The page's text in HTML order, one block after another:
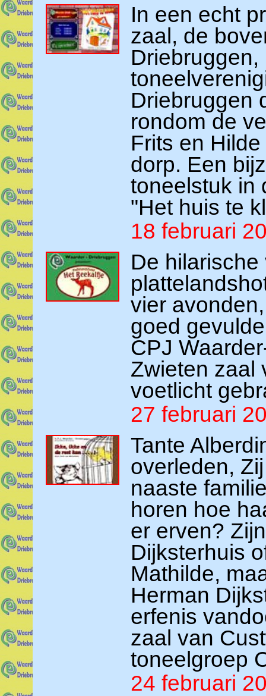
In een echt
zaal, de
Driebruggen
rondom de
Frits en
dorp. Een
toneelstuk in
"Het huis te
18 februari
De
vier
goed
CPJ
Zwieten zaal
voetlicht
27 februari
Tante
overleden,
naaste
horen hoe
er erven?
Dijksterhuis
Mathilde,
Herman
erfenis
zaal van
toneelgroep
24 februari